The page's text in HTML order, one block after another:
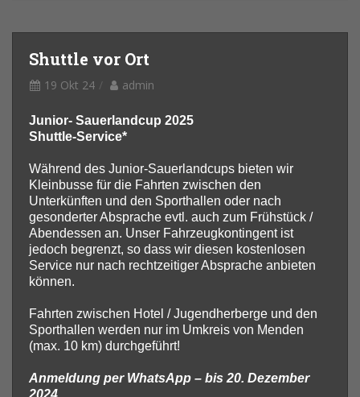
Shuttle vor Ort
19 Okt 24 admin
Junior- Sauerlandcup 2025
Shuttle-Service*
Während des Junior-Sauerlandcups bieten wir
Kleinbusse für die Fahrten zwischen den
Unterkünften und den Sporthallen oder nach
gesonderter Absprache evtl. auch zum Frühstück /
Abendessen an. Unser Fahrzeugkontingent ist
jedoch begrenzt, so dass wir diesen kostenlosen
Service nur nach rechtzeitiger Absprache anbieten
können.
Fahrten zwischen Hotel / Jugendherberge und den
Sporthallen werden nur im Umkreis von Menden
(max. 10 km) durchgeführt!
Anmeldung per WhatsApp – bis 20. Dezember
2024